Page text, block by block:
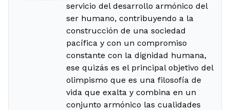
servicio del desarrollo armónico del
ser humano, contribuyendo a la
construcción de una sociedad
pacífica y con un compromiso
constante con la dignidad humana,
ese quizás es el principal objetivo del
olimpismo que es una filosofía de
vida que exalta y combina en un
conjunto armónico las cualidades